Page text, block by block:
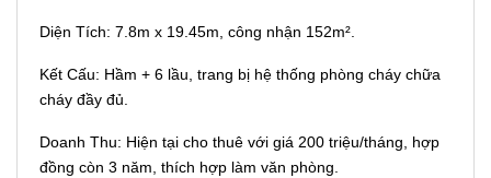
Diện Tích: 7.8m x 19.45m, công nhận 152m².
Kết Cấu: Hầm + 6 lầu, trang bị hệ thống phòng cháy chữa
cháy đầy đủ.
Doanh Thu: Hiện tại cho thuê với giá 200 triệu/tháng, hợp
đồng còn 3 năm, thích hợp làm văn phòng.